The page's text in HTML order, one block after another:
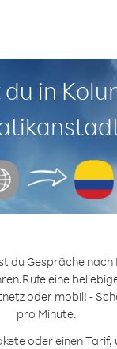
in
du Gespräche nach
Rufe eine
oder mobil! -
pro Minute.
oder einen Tarif,